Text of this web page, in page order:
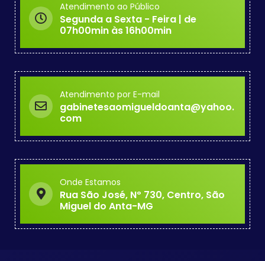
Atendimento ao Público
Segunda a Sexta - Feira | de
07h00min às 16h00min
Atendimento por E-mail
gabinetesaomigueldoanta@yahoo.
com
Onde Estamos
Rua São José, Nº 730, Centro, São
Miguel do Anta-MG